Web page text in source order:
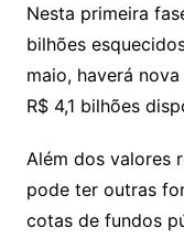
Nesta primeira
bilhões
maio, haverá
R$ 4,1 bilhões
Além dos valores
pode ter outras
cotas de fundos